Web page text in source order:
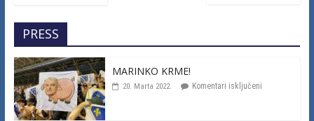
PRESS
MARINKO KRME!
20. Marta 2022. Komentari isključeni